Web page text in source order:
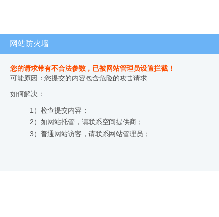
网站防火墙
您的请求带有不合法参数，已被网站管理员设置拦截！
可能原因：您提交的内容包含危险的攻击请求
如何解决：
1）检查提交内容；
2）如网站托管，请联系空间提供商；
3）普通网站访客，请联系网站管理员；